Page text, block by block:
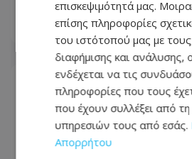
06.08.2026 - 17:46
επισκεψιμότητά μας.
επίσης πληροφορίες
του ιστότοπού μας με
διαφήμισης και ανάλυσης,
ενδέχεται να τις
πληροφορίες που τους
που έχουν συλλέξει από
υπηρεσιών τους από εσάς.
Απορρήτου